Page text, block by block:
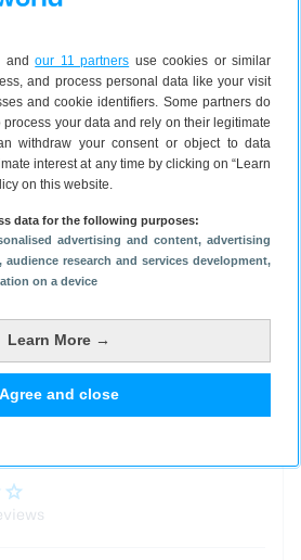
andour 11 partners use cookies or similar
and process personal data like your visit
and cookie identifiers. Some partners do
your data and rely on their legitimate
withdraw your consent or object to data
interest at any time by clicking on “Learn
on this website.
data for the following purposes:
advertising and content, advertising
research and services development,
on a device
Learn More →
Agree and close
Pro – prijzen en
is verkrijgbaar bij
Tot en met 18 april biedt
aan. Je krijgt in deze periode
(329 euro), een OPPO
Charger (79 euro) en een
X3 Pro 5G.
(12 GB + 256 GB) –OPPO E-
Oppo Find X3 Pro